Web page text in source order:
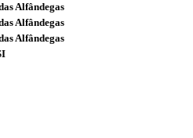
Alfândegas
Alfândegas
Alfândegas